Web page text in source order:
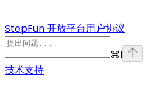
StepFun 开放平台用户协议
⌘I
技术支持